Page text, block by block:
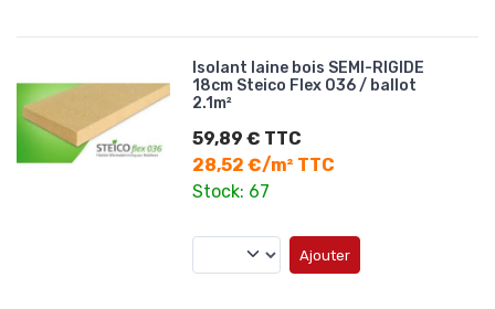
Isolant laine bois SEMI-RIGIDE
18cm Steico Flex 036 / ballot
2.1m²
59,89 € TTC
28,52 €/m² TTC
Stock: 67
Ajouter